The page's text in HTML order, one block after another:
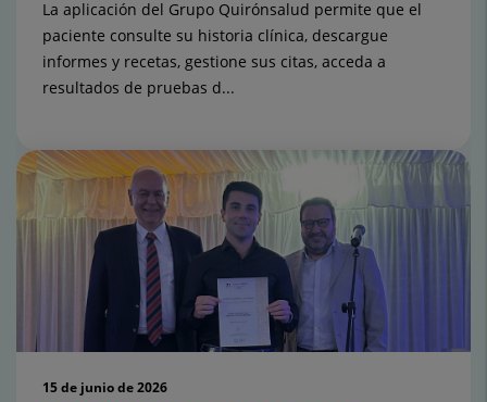
La aplicación del Grupo Quirónsalud permite que el
paciente consulte su historia clínica, descargue
informes y recetas, gestione sus citas, acceda a
resultados de pruebas d...
15 de junio de 2026